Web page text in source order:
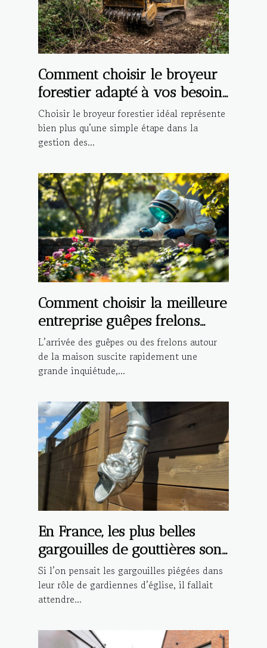
Comment choisir le broyeur
forestier adapté à vos besoins
spécifiques ?
Choisir le broyeur forestier idéal représente
bien plus qu’une simple étape dans la
gestion des...
Comment choisir la meilleure
entreprise guêpes frelons
pour votre maison ?
L’arrivée des guêpes ou des frelons autour
de la maison suscite rapidement une
grande inquiétude,...
En France, les plus belles
gargouilles de gouttières sont
celles de Chaînes de Pluie !
Si l’on pensait les gargouilles piégées dans
leur rôle de gardiennes d’église, il fallait
attendre...